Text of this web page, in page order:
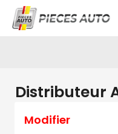
Distributeur
Modifier